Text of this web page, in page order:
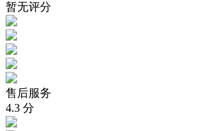
暂无评分
售后服务
4.3 分